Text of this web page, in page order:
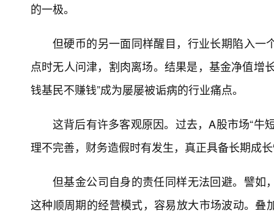
的一极。
但硬币的另一面同样醒目，行业长期陷入
点时无人问津，割肉离场。结果是，基金净值增
钱基民不赚钱”成为屡屡被诟病的行业痛点。
这背后有许多客观原因。过去，A股市场“牛
理不完善，财务造假时有发生，真正具备长期成
但基金公司自身的责任同样无法回避。譬
这种顺周期的经营模式，容易放大市场波动。